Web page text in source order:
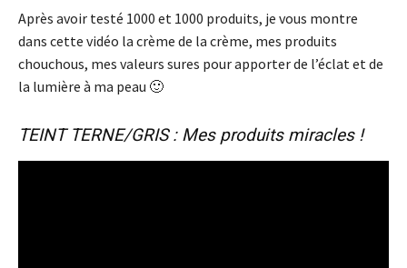
Après avoir testé 1000 et 1000 produits, je vous montre
dans cette vidéo la crème de la crème, mes produits
chouchous, mes valeurs sures pour apporter de l’éclat et de
la lumière à ma peau 🙂
TEINT TERNE/GRIS : Mes produits miracles !